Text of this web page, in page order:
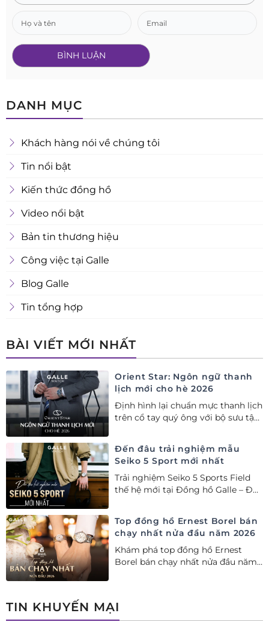
DANH MỤC
Khách hàng nói về chúng tôi
Tin nổi bật
Kiến thức đồng hồ
Video nổi bật
Bản tin thương hiệu
Công việc tại Galle
Blog Galle
Tin tổng hợp
BÀI VIẾT MỚI NHẤT
Orient Star: Ngôn ngữ thanh
lịch mới cho hè 2026
Định hình lại chuẩn mực thanh lịch
trên cổ tay quý ông với bộ sưu tập
Đến đâu trải nghiệm mẫu
Seiko 5 Sport mới nhất
Trải nghiệm Seiko 5 Sports Field
thế hệ mới tại Đồng hồ Galle – Đại
Top đồng hồ Ernest Borel bán
chạy nhất nửa đầu năm 2026
Khám phá top đồng hồ Ernest
Borel bán chạy nhất nửa đầu năm
TIN KHUYẾN MẠI